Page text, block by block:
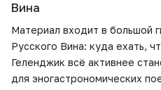
Вина
Материал входит в большой
Русского Вина: куда ехать,
Геленджик всё активнее
для эногастрономических